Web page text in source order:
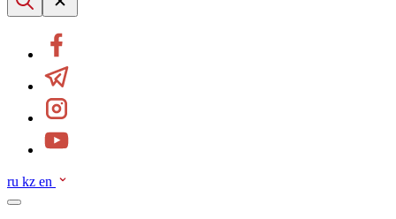
ru kz en